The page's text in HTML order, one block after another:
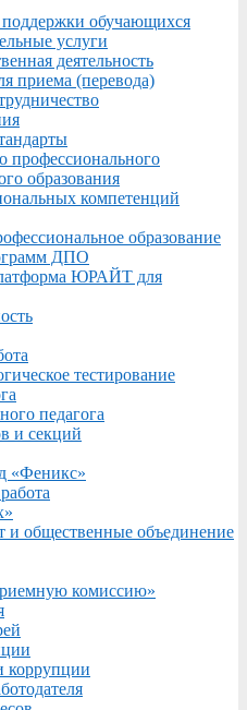
обучающихся
услуги
деятельность
приема (перевода)
профессионального
образования
компетенций
образование
ДПО
ЮРАЙТ для
тестирование
педагога
и секций
«Феникс»
и общественные объединение
комиссию»
коррупции